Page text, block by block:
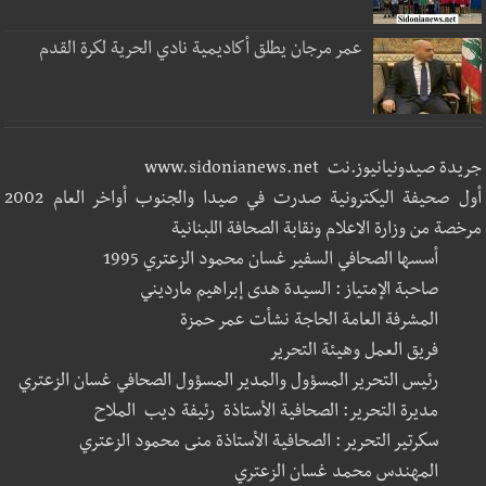
عمر مرجان يطلق أكاديمية نادي الحرية لكرة القدم
جريدة صيدونيانيوز.نت www.sidonianews.net
أول صحيفة اليكترونية صدرت في صيدا والجنوب أواخر العام 2002
مرخصة من وزارة الاعلام ونقابة الصحافة اللبنانية
أسسها الصحافي السفير غسان محمود الزعتري 1995
صاحبة الإمتياز : السيدة هدى إبراهيم مارديني
المشرفة العامة الحاجة نشأت عمر حمزة
فريق العمل وهيئة التحرير
رئيس التحرير المسؤول والمدير المسؤول الصحافي غسان الزعتري
مديرة التحرير: الصحافية الأستاذة رئيفة ديب الملاح
سكرتير التحرير : الصحافية الأستاذة منى محمود الزعتري
المهندس محمد غسان الزعتري